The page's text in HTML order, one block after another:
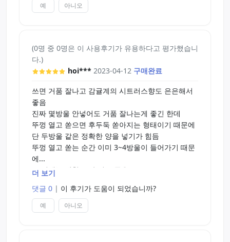
예 아니오
(0명 중 0명은 이 사용후기가 유용하다고 평가했습니
다.)
hoi*** 2023-04-12 구매완료
쓰면 거품 잘나고 감귤계의 시트러스향도 은은해서
좋음
진짜 몇방울 안넣어도 거품 잘나는게 좋긴 한데
뚜껑 열고 쏟으면 후두둑 쏟아지는 형태이기 때문에
단 두방울 같은 정확한 양을 넣기가 힘듬
뚜껑 열고 쏟는 순간 이미 3~4방울이 들어가기 때문
에...
그 외에는 세척도 잘 되고 좋음
이런 류의 제품들을 따로 사는 것도 나쁘지는 않다고
생각함
알칼리인지 중성인지 확인하고 쓰는게 귀찮기도 하
더 보기
댓글 0 | 이 후기가 도움이 되었습니까?
예 아니오